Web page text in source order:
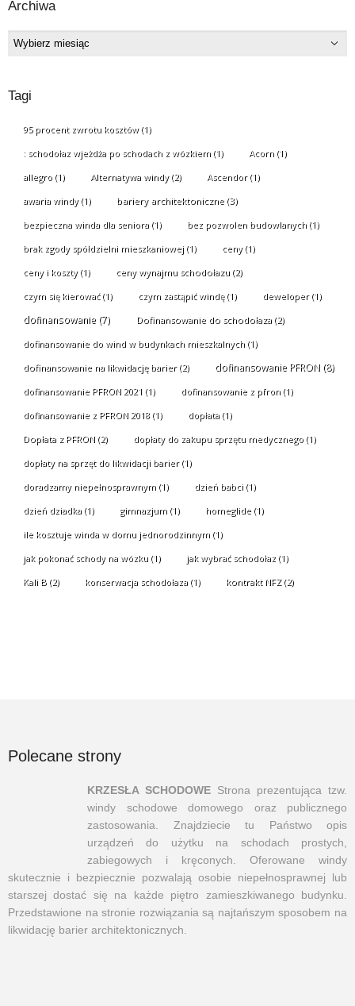
Archiwa
Archiwa
Tagi
95 procent zwrotu kosztów(1)
: schodołaz wjeżdża po schodach z wózkiem (1) Acorn (1)
allegro (1) Alternatywa windy(2) Ascendor(1)
awaria windy(1) bariery architektoniczne (3)
bezpieczna winda dla seniora (1) bez pozwolen budowlanych (1)
brak zgody spółdzielni mieszkaniowej (1) ceny(1)
ceny i koszty(1) ceny wynajmu schodołazu (2)
czym się kierować(1) czym zastąpić windę(1) deweloper(1)
dofinansowanie (7) Dofinansowanie do schodołaza (2)
dofinansowanie do wind w budynkach mieszkalnych (1)
dofinansowanie na likwidację barier(2) dofinansowanie PFRON (8)
dofinansowanie PFRON 2021 (1) dofinansowanie z pfron (1)
dofinansowanie z PFRON 2018 (1) dopłata (1)
Dopłata z PFRON (2) dopłaty do zakupu sprzętu medycznego (1)
dopłaty na sprzęt do likwidacji barier(1)
doradzamy niepełnosprawnym (1) dzień babci (1)
dzień dziadka (1) gimnazjum (1) homeglide (1)
ile kosztuje winda w domu jednorodzinnym (1)
jak pokonać schody na wózku (1) jak wybrać schodołaz (1)
Kali B (2) konserwacja schodołaza (1) kontrakt NFZ(2)
Polecane strony
KRZESŁA SCHODOWE Strona prezentująca tzw.
windy schodowe domowego oraz publicznego
zastosowania. Znajdziecie tu Państwo opis
urządzeń do użytku na schodach prostych,
zabiegowych i kręconych. Oferowane windy
skutecznie i bezpiecznie pozwalają osobie niepełnosprawnej lub
starszej dostać się na każde piętro zamieszkiwanego budynku.
Przedstawione na stronie rozwiązania są najtańszym sposobem na
likwidację barier architektonicznych.